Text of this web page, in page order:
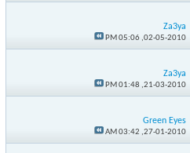
Za3ya
02-05-2010,
05:06 PM
Za3ya
21-03-2010,
01:48 PM
Green Eyes
27-01-2010,
03:42 AM